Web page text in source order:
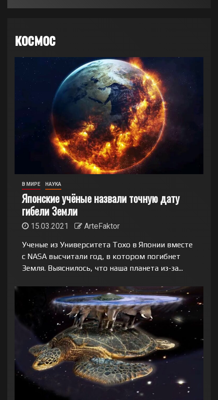
космос
В МИРЕ НАУКА
Японские учёные назвали точную дату
гибели Земли
15.03.2021
ArteFaktor
Ученые из Университета Тохо в Японии вместе
с NASA высчитали год, в котором погибнет
Земля. Выяснилось, что наша планета из-за...